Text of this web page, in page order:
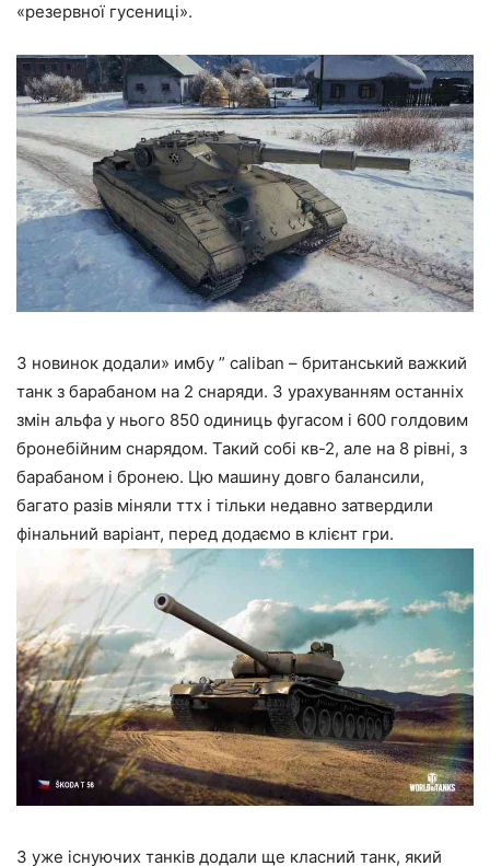
«резервної гусениці».
З новинок додали» имбу ” caliban – британський важкий
танк з барабаном на 2 снаряди. З урахуванням останніх
змін альфа у нього 850 одиниць фугасом і 600 голдовим
бронебійним снарядом. Такий собі кв-2, але на 8 рівні, з
барабаном і бронею. Цю машину довго балансили,
багато разів міняли ттх і тільки недавно затвердили
фінальний варіант, перед додаємо в клієнт гри.
З уже існуючих танків додали ще класний танк, який